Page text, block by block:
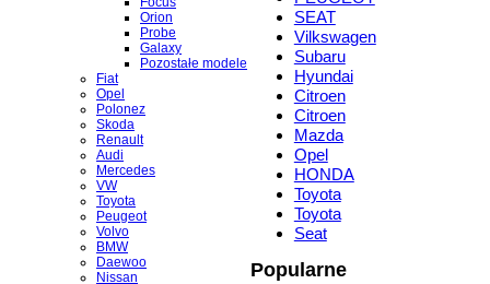
Orion
Probe
Galaxy
Pozostałe modele
Fiat
Opel
Polonez
Skoda
Renault
Audi
Mercedes
VW
Toyota
Peugeot
Volvo
BMW
Daewoo
Nissan
SEAT
Vilkswagen
Subaru
Hyundai
Citroen
Citroen
Mazda
Opel
HONDA
Toyota
Toyota
Seat
Popularne